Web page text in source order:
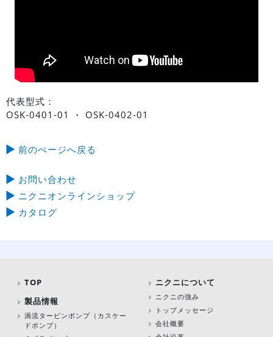
代表型式：
OSK-0401-01 ・ OSK-0402-01
前のぺージへ戻る
お問い合わせ
ニクニオンラインショップ
カタログ
TOP
製品情報
渦流タービンポンプ （カスケー
ドポンプ）
ニクニについて
ニクニの強み
トップメッセージ
会社概要